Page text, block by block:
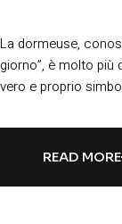
La dormeuse,
giorno”, è molto più
vero e proprio
READ MORE